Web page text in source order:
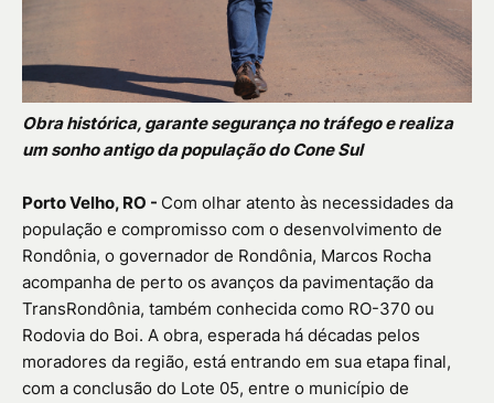
Obra histórica, garante segurança no tráfego e realiza
um sonho antigo da população do Cone Sul
Porto Velho, RO - Com olhar atento às necessidades da
população e compromisso com o desenvolvimento de
Rondônia, o governador de Rondônia, Marcos Rocha
acompanha de perto os avanços da pavimentação da
TransRondônia, também conhecida como RO-370 ou
Rodovia do Boi. A obra, esperada há décadas pelos
moradores da região, está entrando em sua etapa final,
com a conclusão do Lote 05, entre o município de